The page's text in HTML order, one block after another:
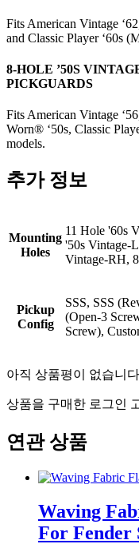
Fits American Vintage
and Classic Player ‘60s
8-HOLE ’50S
PICKGUARDS
Fits American Vintage
Worn® ‘50s, Classic
models.
추가 정보
Mounting
Holes
11 Hole '60s
'50s Vintage-
Vintage-RH,
Pickup
Config
SSS, SSS
(Open-3
Screw),
아직 상품평이 없습니
상품을 구매한 로그인
연관 상품
Waving
For Fender